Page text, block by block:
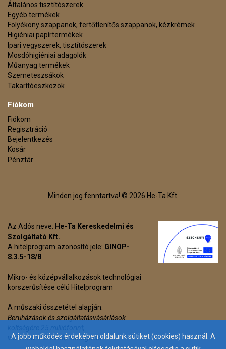
Általános tisztítószerek
Egyéb termékek
Folyékony szappanok, fertőtlenítős szappanok, kézkrémek
Higiéniai papírtermékek
Ipari vegyszerek, tisztítószerek
Mosdóhigiéniai adagolók
Műanyag termékek
Szemeteszsákok
Takarítóeszközök
Fiókom
Fiókom
Regisztráció
Bejelentkezés
Kosár
Pénztár
Minden jog fenntartva! © 2026 He-Ta Kft.
Az Adós neve: He-Ta Kereskedelmi és
Szolgáltató Kft.
A hitelprogram azonosító jele: GINOP-
8.3.5-18/B
Mikro- és középvállalkozások technológiai
korszerűsítése célú Hitelprogram
A műszaki összetétel alapján:
Beruházások és szolgáltatásvásárlások
visszanemtérítendő támogatás
A jobb működés érdekében oldalunk sütiket (cookies) használ. A